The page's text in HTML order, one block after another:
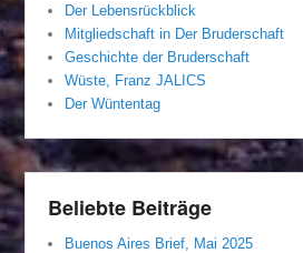
Der Lebensrückblick
Mitgliedschaft in Der Bruderschaft
Geschichte der Bruderschaft
Wüste, Franz JALICS
Der Wüntentag
Beliebte Beiträge
Buenos Aires Brief, Mai 2025